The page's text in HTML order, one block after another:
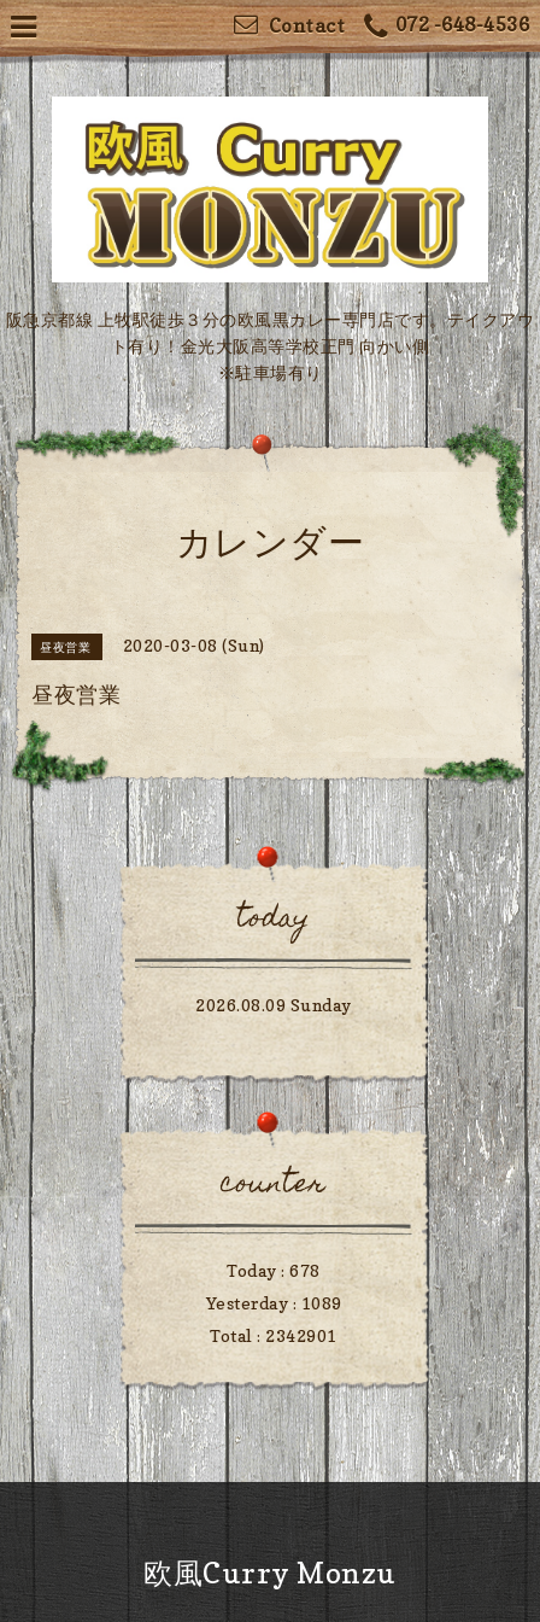
072 -648-4536
Contact
阪急京都線 上牧駅徒歩３分の欧風黒カレー専門店です。テイクアウ
ト有り！金光大阪高等学校正門 向かい側
※駐車場有り
カレンダー
昼夜営業 2020-03-08 (Sun)
昼夜営業
today
2026.08.09 Sunday
counter
Today :678
Yesterday : 1089
Total : 2342901
欧風Curry Monzu